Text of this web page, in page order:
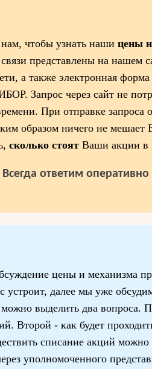
чтобы узнать наши цены
представлены на нашем
а также электронная
Запрос через сайт не
При отправке запроса
образом ничего не мешает
сколько стоят Ваши акции в
Всегда ответим
цены и механизма
устроит, далее мы уже
можно выделить два вопроса.
Второй - как будет
списание акций можно
уполномоченного